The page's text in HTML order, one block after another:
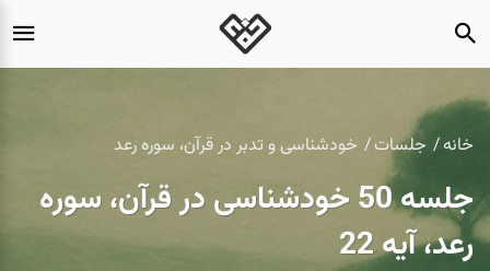
خانه جلسات خودشناسی و تدبر در قرآن، سوره رعد
جلسه 50 خودشناسی در قرآن، سوره
رعد، آیه 22